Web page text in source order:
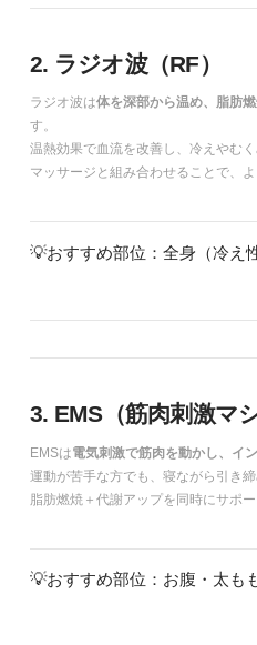
2. ラジオ波（RF）
ラジオ波は体を深部から温め、脂肪
す。
温熱効果で血流を改善し、冷えやむ
マッサージと組み合わせることで、
💡おすすめ部位：全身（冷え
3. EMS（筋肉刺激マ
EMSは電気刺激で筋肉を動かし、イ
運動が苦手な方でも、寝ながら引き締
脂肪燃焼＋代謝アップを同時にサポー
💡おすすめ部位：お腹・太も